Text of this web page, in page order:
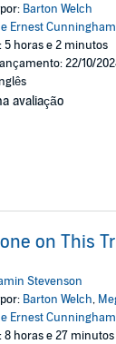
Barton Welch
Ernest
5 horas e 2 minutos
22/10/
avaliação
on This
Stevenson
Barton Welch,
Ernest
8 horas e 27 minutos